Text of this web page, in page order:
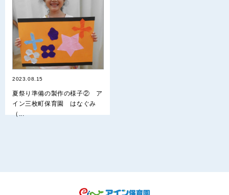
2023.08.15
夏祭り準備の製作の様子② ア
イン三枚町保育園 はなぐみ
（...